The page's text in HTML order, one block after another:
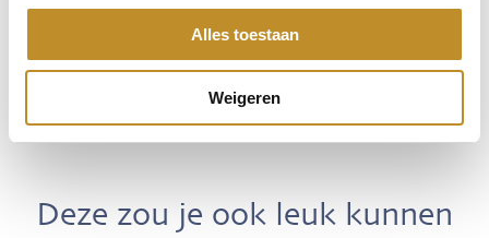
Alles toestaan
Weigeren
Deze zou je ook leuk kunnen